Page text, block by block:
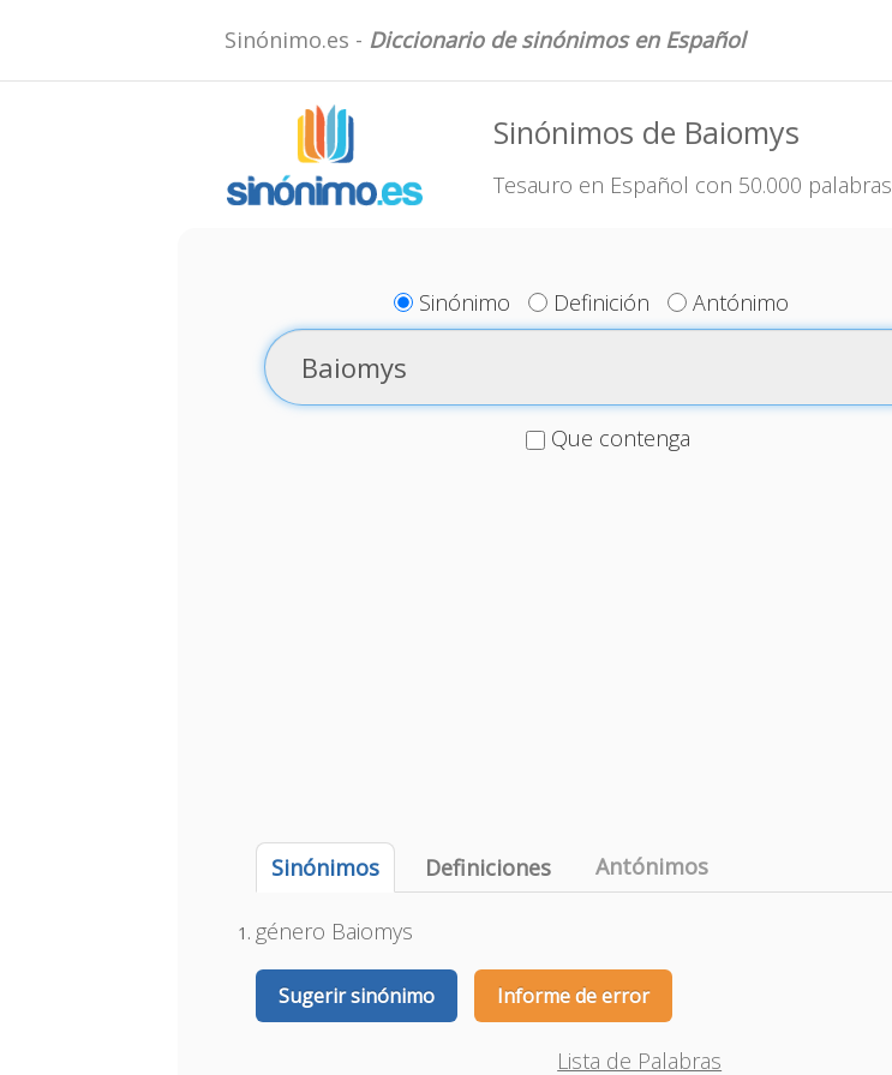
Sinónimo.es - Diccionario de sinónimos en Español
Sinónimos de Baiomys
Tesauro en Español con 50.000 palabras
Sinónimo Definición Antónimo
Que contenga
Sinónimos Definiciones Antónimos
género Baiomys
Sugerir sinónimo Informe de error
Lista de Palabras